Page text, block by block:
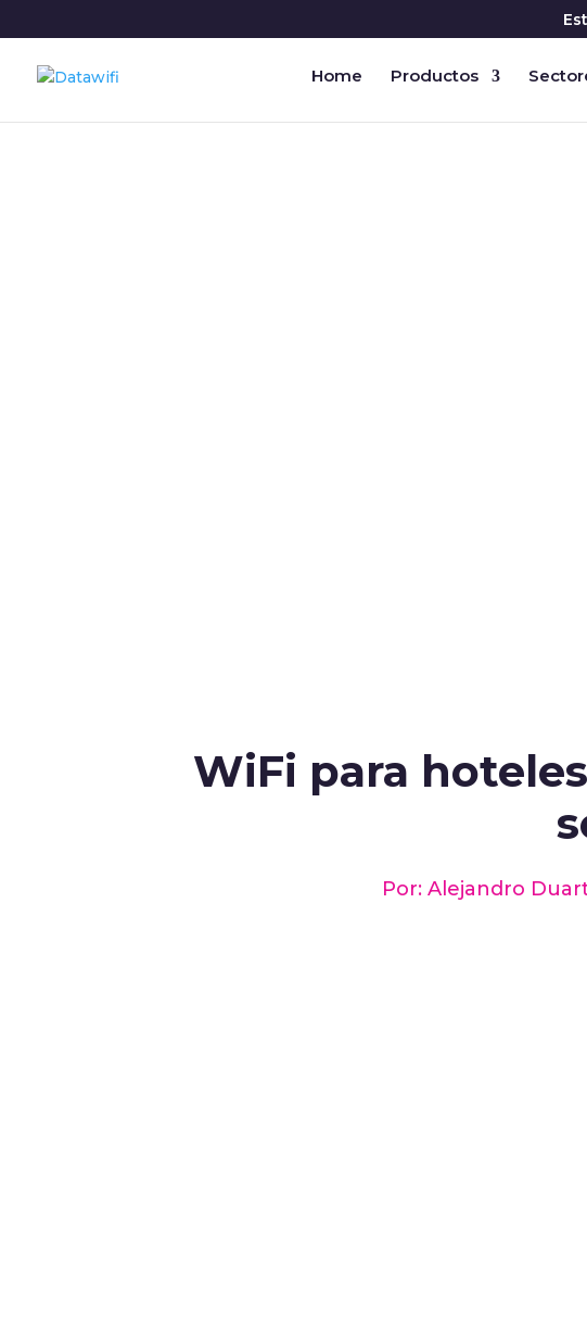
Home Productos
WiFi para
Por: Alejandro